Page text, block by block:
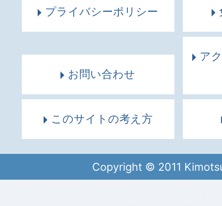
プライバシーポリシー
お問い合わせ
ア
このサイトの考え方
Copyright © 2011